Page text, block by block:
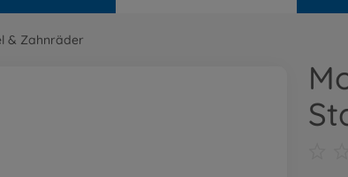
& Zahnräder